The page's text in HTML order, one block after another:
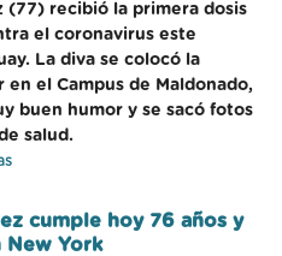
(77) recibió la primera dosis
el coronavirus este
La diva se colocó la
en el Campus de Maldonado,
buen humor y se sacó fotos
salud.
cumple hoy 76 años y
New York